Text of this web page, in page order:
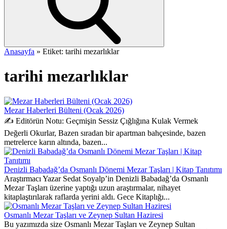
Anasayfa » Etiket: tarihi mezarlıklar
tarihi mezarlıklar
Mezar Haberleri Bülteni (Ocak 2026)
✍️ Editörün Notu: Geçmişin Sessiz Çığlığına Kulak Vermek
Değerli Okurlar, Bazen sıradan bir apartman bahçesinde, bazen
metrelerce karın altında, bazen...
Denizli Babadağ’da Osmanlı Dönemi Mezar Taşları | Kitap Tanıtımı
Araştırmacı Yazar Sedat Soyalp’in Denizli Babadağ’da Osmanlı
Mezar Taşları üzerine yaptığı uzun araştırmalar, nihayet
kitaplaştırılarak raflarda yerini aldı. Gece Kitaplığı...
Osmanlı Mezar Taşları ve Zeynep Sultan Haziresi
Bu yazımızda size Osmanlı Mezar Taşları ve Zeynep Sultan